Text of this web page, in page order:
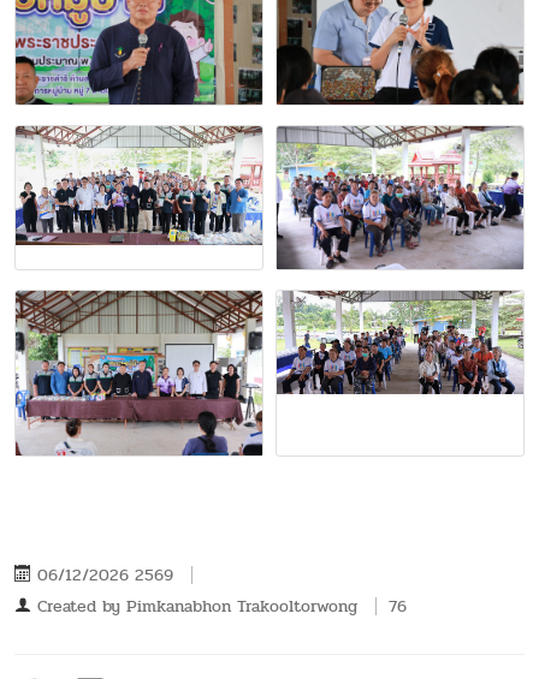
06/12/2026 2569
Created by Pimkanabhon Trakooltorwong 76